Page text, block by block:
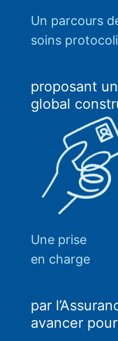
Un parcours
soins
proposant
global
Une prise
en charge
par
avancer